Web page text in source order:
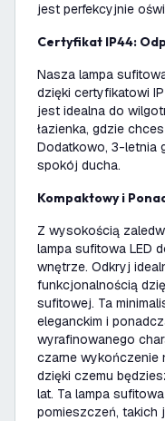
jest perfekcyjnie
Certyfikat IP44:
Nasza lampa
dzięki certyfikatowi
jest idealna do
łazienka, gdzie
Dodatkowo, 3-letnia
spokój ducha.
Kompaktowy i
Z wysokością
lampa sufitowa LED
wnętrze. Odkryj
funkcjonalnością
sufitowej. Ta
eleganckim i
wyrafinowanego
czarne wykończenie
dzięki czemu
lat. Ta lampa
pomieszczeń, takich